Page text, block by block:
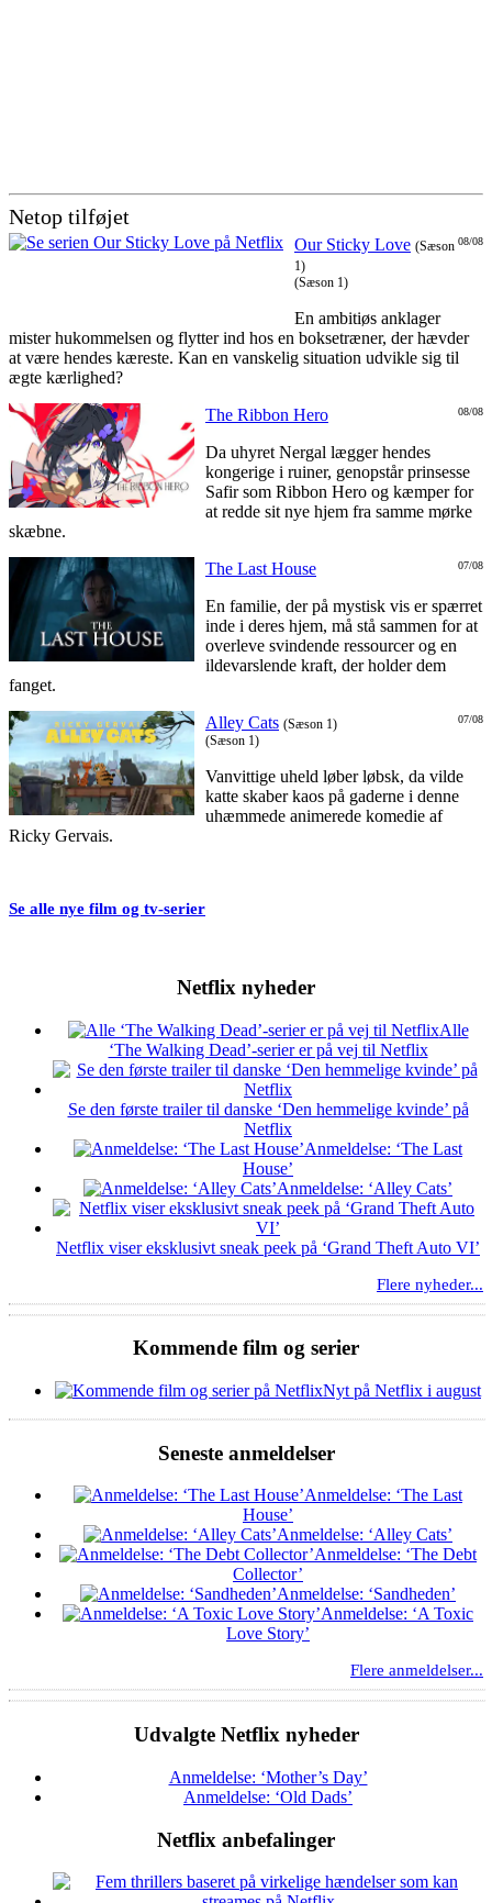
Netop tilføjet
08/08
Our Sticky Love (Sæson
1)
(Sæson 1)
En ambitiøs anklager
mister hukommelsen og flytter ind hos en boksetræner, der hævder
at være hendes kæreste. Kan en vanskelig situation udvikle sig til
ægte kærlighed?
08/08
The Ribbon Hero
Da uhyret Nergal lægger hendes
kongerige i ruiner, genopstår prinsesse
Safir som Ribbon Hero og kæmper for
at redde sit nye hjem fra samme mørke
skæbne.
07/08
The Last House
En familie, der på mystisk vis er spærret
inde i deres hjem, må stå sammen for at
overleve svindende ressourcer og en
ildevarslende kraft, der holder dem
fanget.
07/08
Alley Cats (Sæson 1)
(Sæson 1)
Vanvittige uheld løber løbsk, da vilde
katte skaber kaos på gaderne i denne
uhæmmede animerede komedie af
Ricky Gervais.
Se alle nye film og tv-serier
Netflix nyheder
Alle
‘The Walking Dead’-serier er på vej til Netflix
Se den første trailer til danske ‘Den hemmelige kvinde’ på
Netflix
Anmeldelse: ‘The Last
House’
Anmeldelse: ‘Alley Cats’
Netflix viser eksklusivt sneak peek på ‘Grand Theft Auto VI’
Flere nyheder...
Kommende film og serier
Nyt på Netflix i august
Seneste anmeldelser
Anmeldelse: ‘The Last
House’
Anmeldelse: ‘Alley Cats’
Anmeldelse: ‘The Debt
Collector’
Anmeldelse: ‘Sandheden’
Anmeldelse: ‘A Toxic
Love Story’
Flere anmeldelser...
Udvalgte Netflix nyheder
Anmeldelse: ‘Mother’s Day’
Anmeldelse: ‘Old Dads’
Netflix anbefalinger